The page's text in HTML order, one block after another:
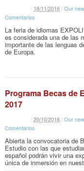
/ 18/11/2016/Our
Comentarios
La feria de idiomas
es considerada una de las
importante de las lenguas
de Europa.
Programa Becas de
2017
/20/10/2016/Our
Comentarios
Abierta la convocatoria de
Estudio con las que
español podrán vivir una
única de inmersión en